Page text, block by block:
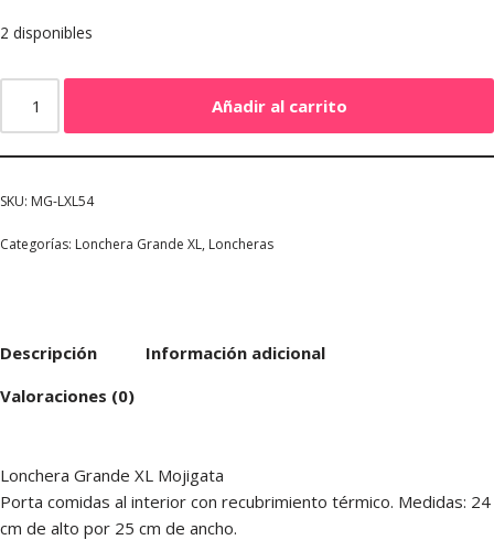
2 disponibles
Añadir al carrito
SKU: MG-LXL54
Categorías: Lonchera Grande XL, Loncheras
Descripción
Información adicional
Valoraciones (0)
Lonchera Grande XL Mojigata
Porta comidas al interior con recubrimiento térmico. Medidas: 24
cm de alto por 25 cm de ancho.